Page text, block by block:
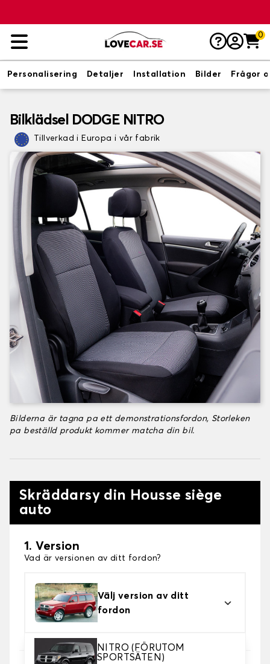
0
Personalisering Detaljer Installation Bilder Frågor
Bilklädsel DODGE NITRO
Tillverkad i Europa i vår fabrik
Bilderna är tagna pa ett demonstrationsfordon, Storleken
pa beställd produkt kommer matcha din bil.
Skräddarsy din Housse siège
auto
1. Version
Vad är versionen av ditt fordon?
Välj version av ditt
fordon
NITRO (FÖRUTOM
SPORTSÄTEN)